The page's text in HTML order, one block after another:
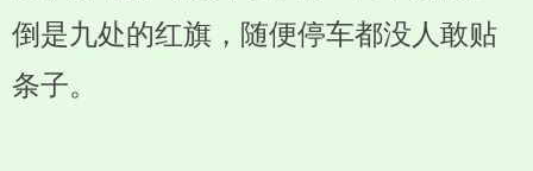
倒是九处的红旗，随便停车都没人敢贴
条子。